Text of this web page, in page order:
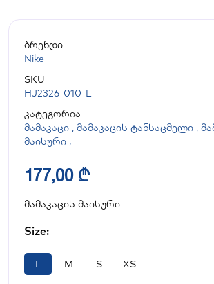
ბრენდი
Nike
SKU
HJ2326-010-L
კატეგორია
მამაკაცი , მამაკაცის ტანსაცმელი ,
მაისური ,
177,00 ₾
მამაკაცის მაისური
Size:
L M S XS